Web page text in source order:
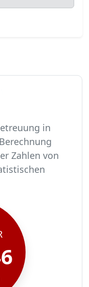
in
Zahlen von
Menschen.
sind rund
Menschen
in